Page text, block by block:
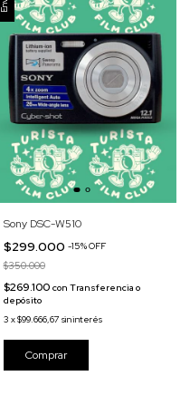
Sony DSC-W510
$299.000 -15%OFF
$350.000
$269.100 con Transferencia o
depósito
3 x$99.666,67 sin interés